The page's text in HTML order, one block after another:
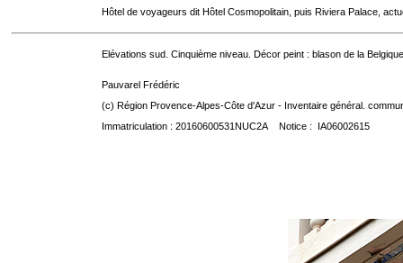
Hôtel de voyageurs dit Hôtel Cosmopolitain, puis Riviera Palace,
Elévations sud. Cinquième niveau. Décor peint : blason de la
Pauvarel Frédéric
(c) Région Provence-Alpes-Côte d'Azur - Inventaire général.
Immatriculation : 20160600531NUC2A Notice : IA06002615